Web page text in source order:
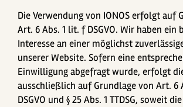
Die Verwendung von IONOS erfolgt auf
Art. 6 Abs. 1 lit. f DSGVO. Wir haben ein
Interesse an einer möglichst
unserer Website. Sofern eine
Einwilligung abgefragt wurde, erfolgt
ausschließlich auf Grundlage von Art. 6
DSGVO und § 25 Abs. 1 TTDSG, soweit